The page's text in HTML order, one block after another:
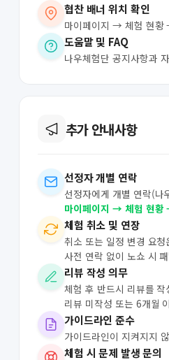
협찬 배너 위치 확인
마이페이지 → 체험 현황
도움말 및 FAQ
나우체험단 공지사항과
추가 안내사항
선정자 개별 연락
선정자에게 개별 연락(
마이페이지 → 체험 현황
체험 취소 및 연장
취소 또는 일정 변경 요
사전 연락 없이 노쇼 시
리뷰 작성 의무
체험 후 반드시 리뷰를
리뷰 미작성 또는 6개월
가이드라인 준수
가이드라인이 지켜지지
체험 시 문제 발생 문의